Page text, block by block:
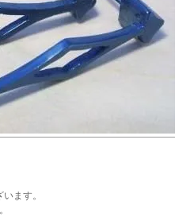
ます。